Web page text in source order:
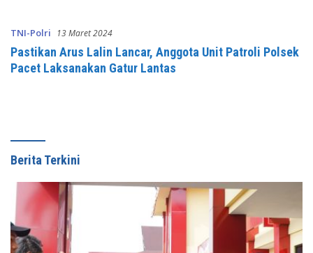
TNI-Polri 13 Maret 2024
Pastikan Arus Lalin Lancar, Anggota Unit Patroli Polsek
Pacet Laksanakan Gatur Lantas
Berita Terkini